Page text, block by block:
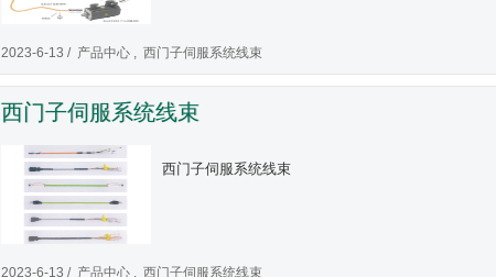
2023-6-13 / 产品中心 , 西门子伺服系统线束
西门子伺服系统线束
西门子伺服系统线束
2023-6-13 / 产品中心 , 西门子伺服系统线束